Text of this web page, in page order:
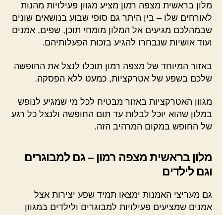
מלון בראשית מצפה רמון מציע מגוון פעילויות מהנות
לאורחים שלו – בין היתר גם סופי שבוע בנושאים שונים
שבמהלכם מגיעים אל המלון מומחי תוכן, שפים, אמנים
ועוד אושיות שנבחרו להגיע בזכות הפעלותיהם.
באזור המיוחד של מצפה רמון תוכלו לנצל את החופשה
שלכם בשפע של אטרקציות, כמעט ללא הפסקה.
מגוון האטרקציות באזור מבטיח לכל מי שמגיע לנופש
במלון שהוא יוכל לבלות עד תום החופשה ולנצל כל רגע
של החופש במקום המרהיב הזה.
מלון בראשית מצפה רמון – גם למבוגרים
וגם לילדים
גם מעריצי האמנות ימצאו תמיד שפע יצירות אצל
אמנים שמציעים פעילויות למבוגרים ולילדים במגוון